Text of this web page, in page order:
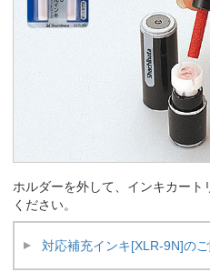
ホルダーを外して、インキカー
ください。
対応補充インキ[XLR-9N]の